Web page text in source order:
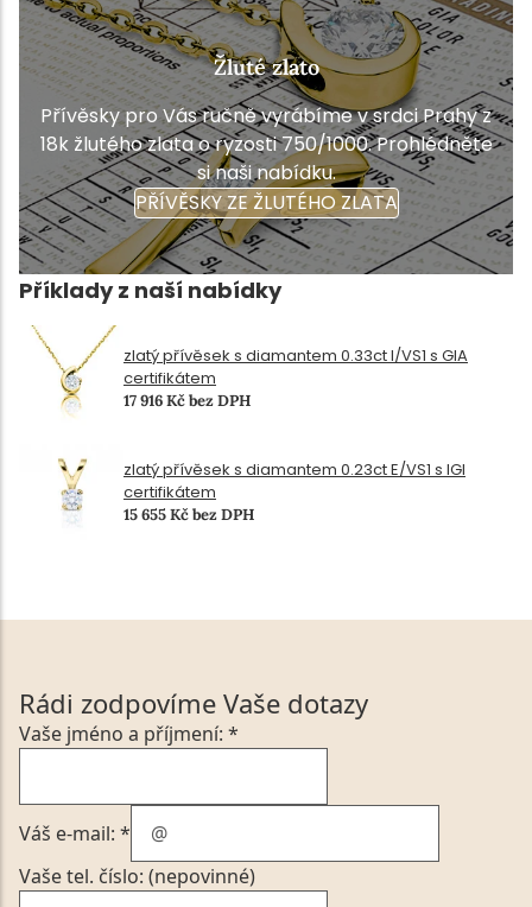
Žluté zlato
Přívěsky pro Vás ručně vyrábíme v srdci Prahy z
18k žlutého zlata o ryzosti 750/1000. Prohlédněte
si naši nabídku.
PŘÍVĚSKY ZE ŽLUTÉHO ZLATA
Příklady z naší nabídky
zlatý přívěsek s diamantem 0.33ct I/VS1 s GIA
certifikátem
17 916 Kč bez DPH
zlatý přívěsek s diamantem 0.23ct E/VS1 s IGI
certifikátem
15 655 Kč bez DPH
Rádi zodpovíme Vaše dotazy
Vaše jméno a příjmení: *
Váš e-mail: *
Vaše tel. číslo: (nepovinné)